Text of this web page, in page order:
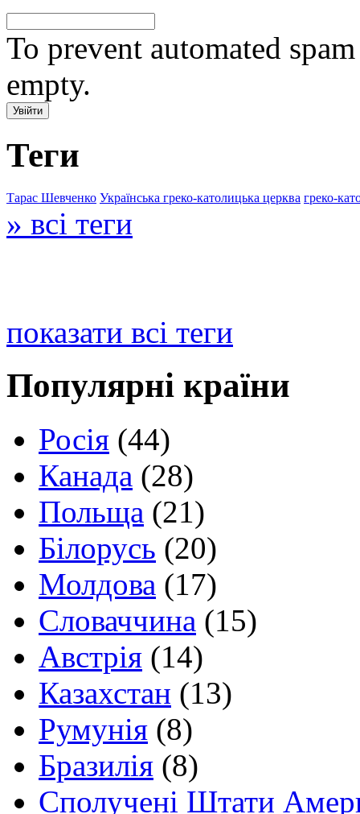
To prevent automated
empty.
Теги
Тарас Шевченко Українська греко-католицька церква греко-
» всі теги
показати всі теги
Популярні країни
Росія (44)
Канада (28)
Польща (21)
Білорусь (20)
Молдова (17)
Словаччина (15)
Австрія (14)
Казахстан (13)
Румунія (8)
Бразилія (8)
Сполучені Штати